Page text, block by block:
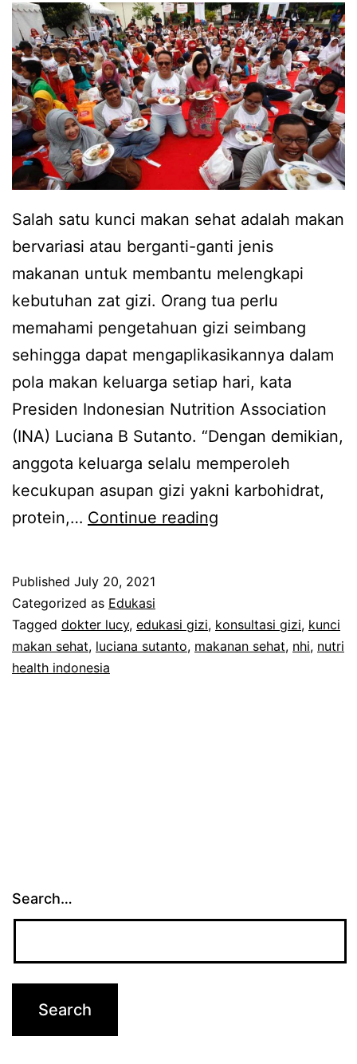
Salah satu kunci makan sehat adalah makan
bervariasi atau berganti-ganti jenis
makanan untuk membantu melengkapi
kebutuhan zat gizi. Orang tua perlu
memahami pengetahuan gizi seimbang
sehingga dapat mengaplikasikannya dalam
pola makan keluarga setiap hari, kata
Presiden Indonesian Nutrition Association
(INA) Luciana B Sutanto. “Dengan demikian,
anggota keluarga selalu memperoleh
kecukupan asupan gizi yakni karbohidrat,
protein,… Continue reading
Bergizi
dan
Published July 20, 2021
Categorized as Edukasi
Tagged dokter lucy, edukasi gizi, konsultasi gizi, kunci
makan sehat, luciana sutanto, makanan sehat, nhi, nutri
health indonesia
Search…